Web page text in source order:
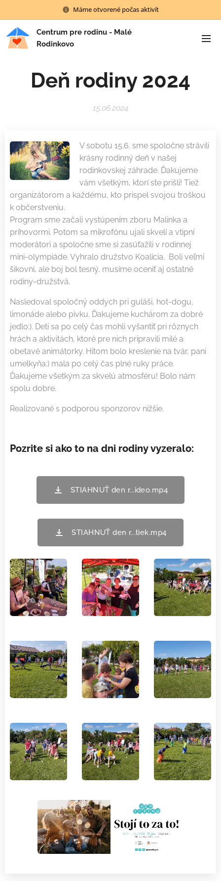
Máme otvorené počas aktivít
Centrum pre rodinu - Malé
Rodinkovo
Deň rodiny 2024
15.06.2024
V sobotu 15.6. sme spoločne strávili
krásny rodinný deň v našej
rodinkovskej záhrade. Ďakujeme
vám všetkým, ktorí ste prišli! Tiež
organizátorom a každému, kto prispel svojou troškou
k občerstveniu.
Program sme začali vystúpením zboru Malinka a
príhovormi. Potom sa mikrofónu ujali skvelí a vtipní
moderátori a spoločne sme si zasúťažili v rodinnej
mini-olympiáde. Vyhralo družstvo Koalícia. Boli veľmi
šikovní, ale boj bol tesný, musíme oceniť aj ostatné
rodiny-družstvá.
Nasledoval spoločný oddych pri guláši, hot-dogu,
limonáde alebo pivku. Ďakujeme kuchárom za dobré
jedlo:). Deti sa po celý čas mohli vyšantiť pri rôznych
hrách a aktivitách, ktoré pre nich pripravili milé a
obetavé animátorky. Hitom bolo kreslenie na tvár, pani
umelkyňa:) mala po celý čas plné ruky práce.
Ďakujeme všetkým za skvelú atmosféru! Bolo nám
spolu dobre.
Realizované s podporou sponzorov nižšie.
Pozrite si ako to na dni rodiny vyzeralo:
STIAHNUŤ den r...ideo.mp4
STIAHNUŤ den r...tiek.mp4